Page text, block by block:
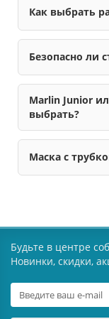
Как выбрать
Безопасно ли
Marlin Junior
выбрать?
Маска с
Будьте в центре
Новинки, скидки,